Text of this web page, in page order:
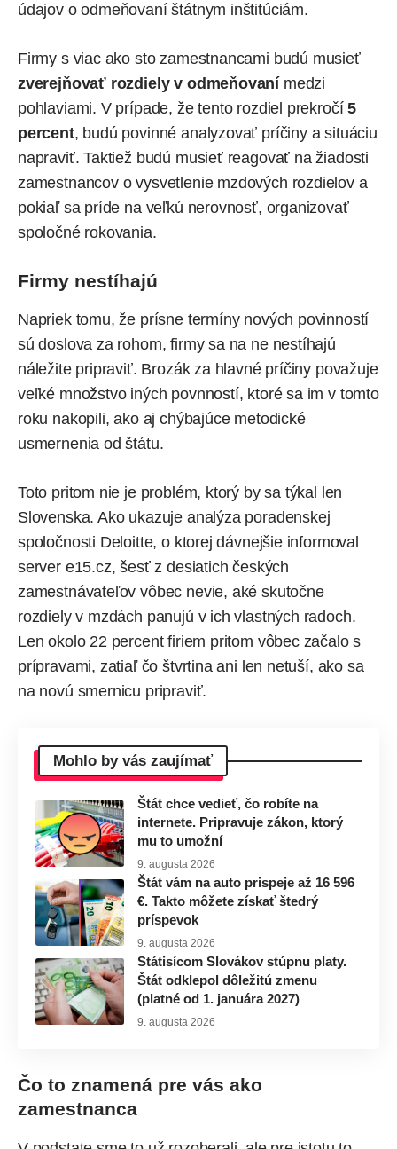
údajov o odmeňovaní štátnym inštitúciám.
Firmy s viac ako sto zamestnancami budú musieť
zverejňovať rozdiely v odmeňovaní medzi
pohlaviami. V prípade, že tento rozdiel prekročí 5
percent, budú povinné analyzovať príčiny a situáciu
napraviť. Taktiež budú musieť reagovať na žiadosti
zamestnancov o vysvetlenie mzdových rozdielov a
pokiaľ sa príde na veľkú nerovnosť, organizovať
spoločné rokovania.
Firmy nestíhajú
Napriek tomu, že prísne termíny nových povinností
sú doslova za rohom, firmy sa na ne nestíhajú
náležite pripraviť. Brozák za hlavné príčiny považuje
veľké množstvo iných povnností, ktoré sa im v tomto
roku nakopili, ako aj chýbajúce metodické
usmernenia od štátu.
Toto pritom nie je problém, ktorý by sa týkal len
Slovenska. Ako ukazuje analýza poradenskej
spoločnosti Deloitte, o ktorej dávnejšie informoval
server e15.cz, šesť z desiatich českých
zamestnávateľov vôbec nevie, aké skutočne
rozdiely v mzdách panujú v ich vlastných radoch.
Len okolo 22 percent firiem pritom vôbec začalo s
prípravami, zatiaľ čo štvrtina ani len netuší, ako sa
na novú smernicu pripraviť.
Mohlo by vás zaujímať
Štát chce vedieť, čo robíte na
internete. Pripravuje zákon, ktorý
mu to umožní
9. augusta 2026
Štát vám na auto prispeje až 16 596
€. Takto môžete získať štedrý
príspevok
9. augusta 2026
Státisícom Slovákov stúpnu platy.
Štát odklepol dôležitú zmenu
(platné od 1. januára 2027)
9. augusta 2026
Čo to znamená pre vás ako
zamestnanca